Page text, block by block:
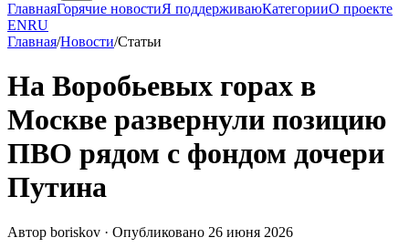
ГлавнаяГорячие новостиЯ поддерживаюКатегорииО проекте
ENRU
Главная/Новости/Статьи
На Воробьевых горах в
Москве развернули позицию
ПВО рядом с фондом дочери
Путина
Автор boriskov · Опубликовано 26 июня 2026